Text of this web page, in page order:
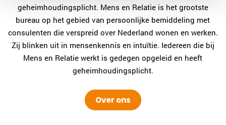
geheimhoudingsplicht. Mens en Relatie is het grootste
bureau op het gebied van persoonlijke bemiddeling met
consulenten die verspreid over Nederland wonen en werken.
Zij blinken uit in mensenkennis en intuïtie. Iedereen die bij
Mens en Relatie werkt is gedegen opgeleid en heeft
geheimhoudingsplicht.
Over ons